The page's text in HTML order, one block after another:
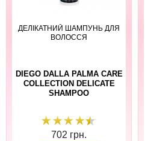
ДЕЛІКАТНИЙ ШАМПУНЬ ДЛЯ
ВОЛОССЯ
DIEGO DALLA PALMA CARE
COLLECTION DELICATE
SHAMPOO
702 грн.